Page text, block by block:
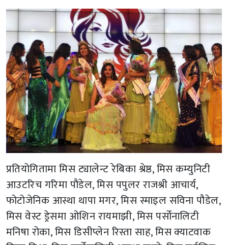
प्रतियोगितामा मिस ट्यालेन्ट रेबिका श्रेष्ठ, मिस कम्युनिटी
आउटरिच गरिमा पौडेल, मिस पपुलर राजश्री आचार्य,
फोटोजेनिक आस्था थापा मगर, मिस स्माइल सविना पौडेल,
मिस वेस्ट ड्रेसमा ओशिन रायमाझी, मिस पर्सोनालिटी
मनिषा रोका, मिस डिसीप्लेन रिस्ता साह, मिस क्याटवाक